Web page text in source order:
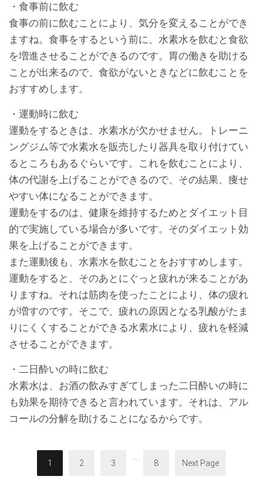
・食事前に飲む
食事の前に飲むことにより、気分を変えることができ
ますね。食事をするという前に、水素水を飲むと食欲
を増進させることができるのです。胃の働きを助ける
ことが出来るので、食欲がないときなどに飲むことを
おすすめします。
・運動時に飲む
運動をするときは、水素水が欠かせません。トレーニ
ングジム等で水素水を販売したり器具を取り付けてい
るところもあるぐらいです。これを飲むことにより、
体の代謝を上げることができるので、その結果、痩せ
やすい体になることができます。
運動をするのは、健康を維持するためとダイエット目
的で実施している場合が多いです。そのダイエット効
果を上げることができます。
また運動後も、水素水を飲むことをおすすめします。
運動をすると、そのあとにぐっと疲れが来ることがあ
りますね。それは筋肉を使ったことにより、体の疲れ
が増すのです。そこで、疲れの原因となる乳酸がたま
りにくくすることができる水素水により、疲れを軽減
させることができます。
・二日酔いの時に飲む
水素水は、お酒の飲みすぎてしまった二日酔いの時に
も効果を期待できると言われています。それは、アル
コールの分解を助けることになるからです。
1 2 3 8 Next Page